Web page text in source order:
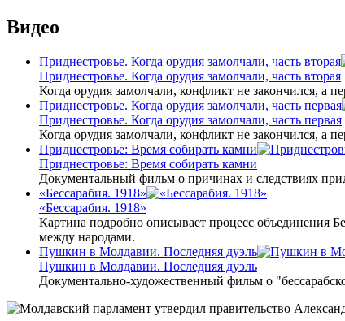
Видео
Приднестровье. Когда орудия замолчали, часть вторая
Приднестровье. Когда орудия замолчали, часть вторая
Когда орудия замолчали, конфликт не закончился, а
Приднестровье. Когда орудия замолчали, часть первая
Приднестровье. Когда орудия замолчали, часть первая
Когда орудия замолчали, конфликт не закончился, а
Приднестровье: Время собирать камни
Приднестровье: Время собирать камни
Документальный фильм о причинах и следствиях
«Бессарабия. 1918»
«Бессарабия. 1918»
Картина подробно описывает процесс объединения
между народами.
Пушкин в Молдавии. Последняя дуэль
Пушкин в Молдавии. Последняя дуэль
Документально-художественный фильм о